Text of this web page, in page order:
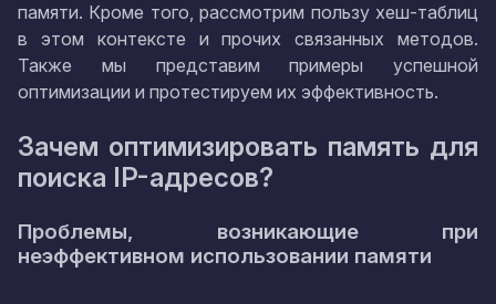
памяти. Кроме того, рассмотрим пользу хеш-таблиц
в этом контексте и прочих связанных методов.
Также мы представим примеры успешной
оптимизации и протестируем их эффективность.
Зачем оптимизировать память для
поиска IP-адресов?
Проблемы, возникающие при
неэффективном использовании памяти